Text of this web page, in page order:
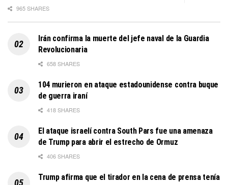
965 SHARES
Irán confirma la muerte del jefe naval de la Guardia
Revolucionaria
658 SHARES
104 murieron en ataque estadounidense contra buque
de guerra iraní
418 SHARES
El ataque israelí contra South Pars fue una amenaza
de Trump para abrir el estrecho de Ormuz
406 SHARES
Trump afirma que el tirador en la cena de prensa tenía